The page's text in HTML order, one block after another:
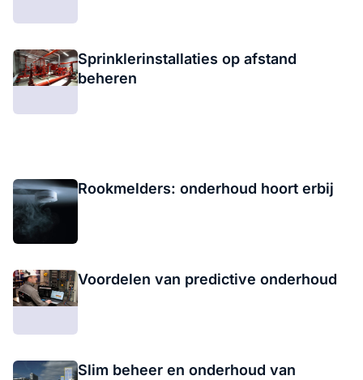
Sprinklerinstallaties op afstand
beheren
Rookmelders: onderhoud hoort erbij
Voordelen van predictive onderhoud
Slim beheer en onderhoud van